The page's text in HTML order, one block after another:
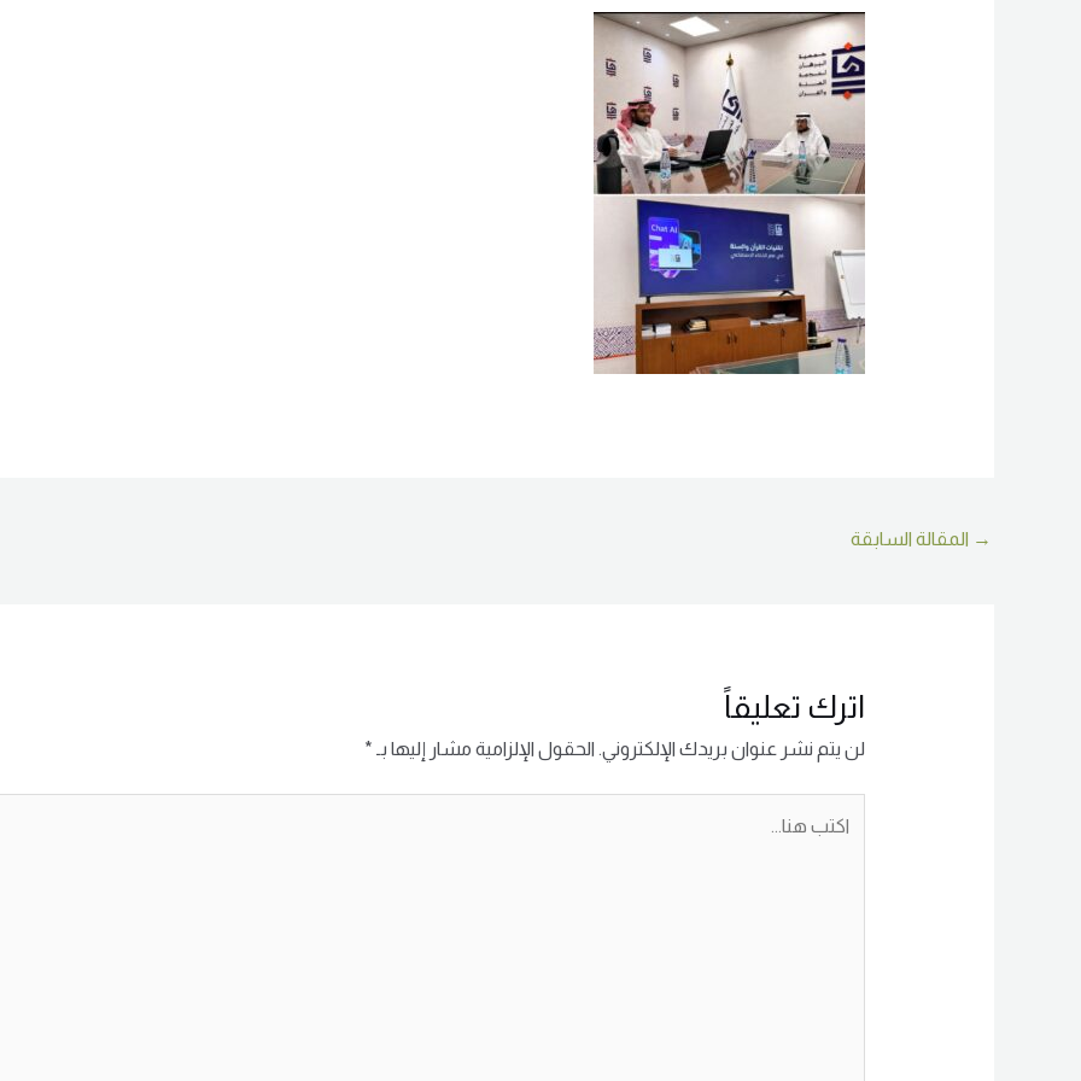
→ المقالة السابقة
اترك تعليقاً
لن يتم نشر عنوان بريدك الإلكتروني. الحقول الإلزامية مشار إليها بـ *